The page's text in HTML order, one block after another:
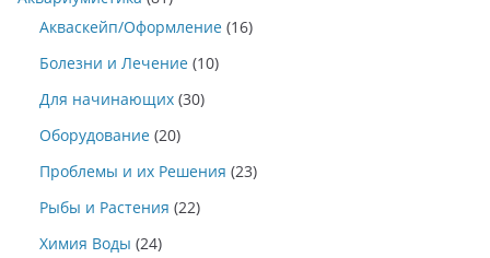
Акваскейп/Оформление (16)
Болезни и Лечение (10)
Для начинающих (30)
Оборудование (20)
Проблемы и их Решения (23)
Рыбы и Растения (22)
Химия Воды (24)